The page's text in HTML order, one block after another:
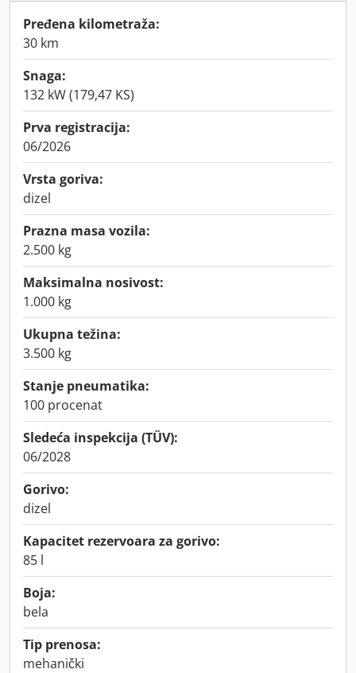
Pređena kilometraža:
30 km
Snaga:
132 kW (179,47 KS)
Prva registracija:
06/2026
Vrsta goriva:
dizel
Prazna masa vozila:
2.500 kg
Maksimalna nosivost:
1.000 kg
Ukupna težina:
3.500 kg
Stanje pneumatika:
100 procenat
Sledeća inspekcija (TÜV):
06/2028
Gorivo:
dizel
Kapacitet rezervoara za gorivo:
85 l
Boja:
bela
Tip prenosa:
mehanički